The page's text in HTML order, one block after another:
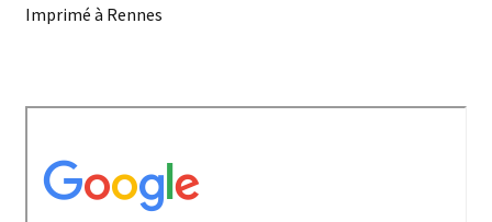
Imprimé à Rennes